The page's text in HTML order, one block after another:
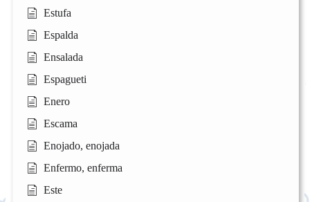
Estufa
Espalda
Ensalada
Espagueti
Enero
Escama
Enojado, enojada
Enfermo, enferma
Este